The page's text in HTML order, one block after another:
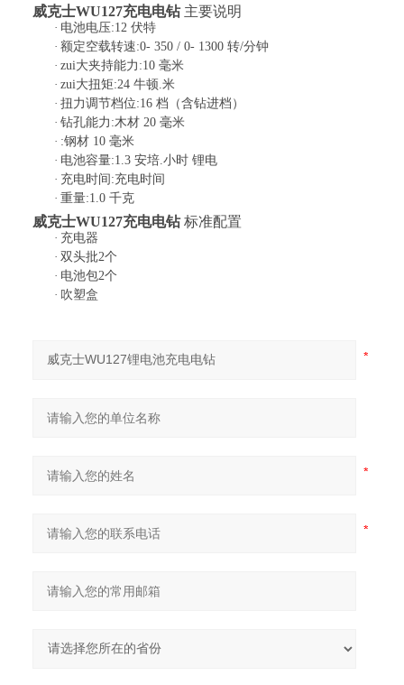
威克士WU127充电电钻 主要说明
· 电池电压:12 伏特
· 额定空载转速:0- 350 / 0- 1300 转/分钟
· zui大夹持能力:10 毫米
· zui大扭矩:24 牛顿.米
· 扭力调节档位:16 档（含钻进档）
· 钻孔能力:木材 20 毫米
· :钢材 10 毫米
· 电池容量:1.3 安培.小时 锂电
· 充电时间:充电时间
· 重量:1.0 千克
威克士WU127充电电钻 标准配置
· 充电器
· 双头批2个
· 电池包2个
· 吹塑盒